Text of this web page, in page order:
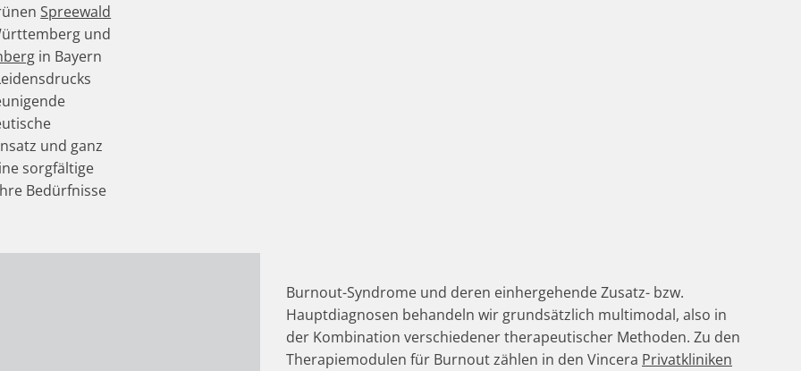
Spreewald
und
in Bayern
und ganz
sorgfältige
Bedürfnisse
Burnout-Syndrome und deren einhergehende Zusatz- bzw.
Hauptdiagnosen behandeln wir grundsätzlich multimodal, also in
der Kombination verschiedener therapeutischer Methoden. Zu den
Therapiemodulen für Burnout zählen in den Vincera Privatkliniken